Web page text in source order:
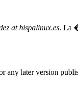
at hispalinux.es. La
any later version